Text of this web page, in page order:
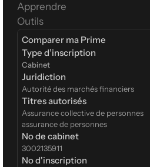
Apprendre
Outils
Comparer ma Prime
Type d’inscription
Cabinet
Juridiction
Autorité des marchés financiers
Titres autorisés
Assurance collective de personnes
assurance de personnes
No de cabinet
3002135911
No d'inscription